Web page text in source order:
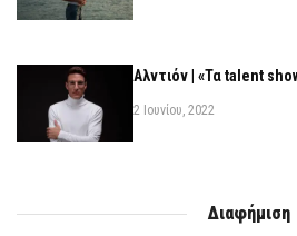
Αλντιόν | «Τα talent
2 Ιουνίου, 2022
Διαφήμιση